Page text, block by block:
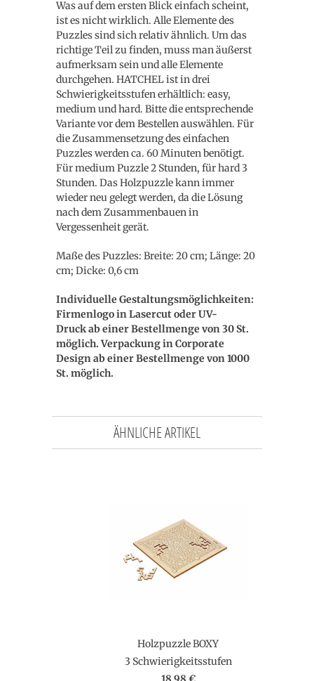
Was auf dem ersten Blick einfach scheint,
ist es nicht wirklich. Alle Elemente des
Puzzles sind sich relativ ähnlich. Um das
richtige Teil zu finden, muss man äußerst
aufmerksam sein und alle Elemente
durchgehen. HATCHEL ist in drei
Schwierigkeitsstufen erhältlich: easy,
medium und hard. Bitte die entsprechende
Variante vor dem Bestellen auswählen. Für
die Zusammensetzung des einfachen
Puzzles werden ca. 60 Minuten benötigt.
Für medium Puzzle 2 Stunden, für hard 3
Stunden. Das Holzpuzzle kann immer
wieder neu gelegt werden, da die Lösung
nach dem Zusammenbauen in
Vergessenheit gerät.
Maße des Puzzles: Breite: 20 cm; Länge: 20
cm; Dicke: 0,6 cm
Individuelle Gestaltungsmöglichkeiten:
Firmenlogo in Lasercut oder UV-
Druck ab einer Bestellmenge von 30 St.
möglich. Verpackung in Corporate
Design ab einer Bestellmenge von 1000
St. möglich.
ÄHNLICHE ARTIKEL
Holzpuzzle BOXY
3 Schwierigkeitsstufen